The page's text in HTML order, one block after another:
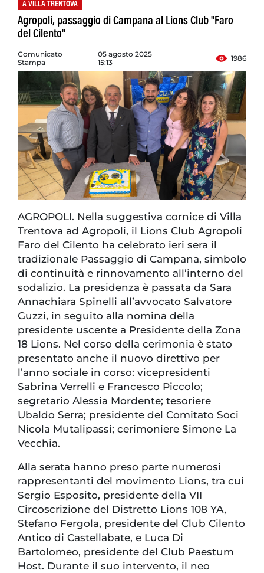
A VILLA TRENTOVA
Agropoli, passaggio di Campana al Lions Club "Faro
del Cilento"
Comunicato
Stampa
05 agosto 2025
15:13
1986
AGROPOLI. Nella suggestiva cornice di Villa
Trentova ad Agropoli, il Lions Club Agropoli
Faro del Cilento ha celebrato ieri sera il
tradizionale Passaggio di Campana, simbolo
di continuità e rinnovamento all’interno del
sodalizio. La presidenza è passata da Sara
Annachiara Spinelli all’avvocato Salvatore
Guzzi, in seguito alla nomina della
presidente uscente a Presidente della Zona
18 Lions. Nel corso della cerimonia è stato
presentato anche il nuovo direttivo per
l’anno sociale in corso: vicepresidenti
Sabrina Verrelli e Francesco Piccolo;
segretario Alessia Mordente; tesoriere
Ubaldo Serra; presidente del Comitato Soci
Nicola Mutalipassi; cerimoniere Simone La
Vecchia.
Alla serata hanno preso parte numerosi
rappresentanti del movimento Lions, tra cui
Sergio Esposito, presidente della VII
Circoscrizione del Distretto Lions 108 YA,
Stefano Fergola, presidente del Club Cilento
Antico di Castellabate, e Luca Di
Bartolomeo, presidente del Club Paestum
Host. Durante il suo intervento, il neo